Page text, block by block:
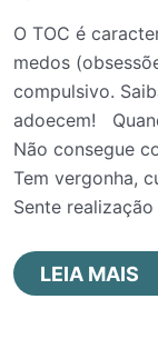
O TOC é
medos
compulsivo.
adoecem!
Não consegue
Tem vergonha,
Sente
LEIA MAIS